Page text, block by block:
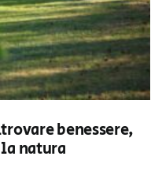
benessere,
natura